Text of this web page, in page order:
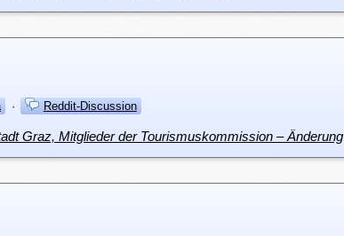
· Reddit-Discussion
Graz, Mitglieder der Tourismuskommission – Änderung